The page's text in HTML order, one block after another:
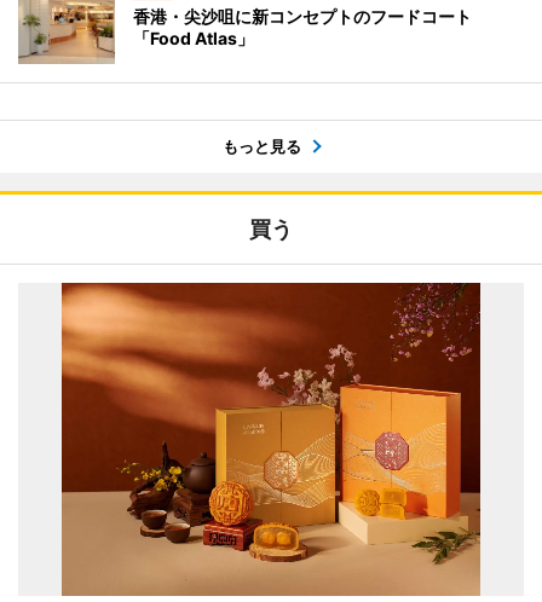
香港・尖沙咀に新コンセプトのフードコート
「Food Atlas」
もっと見る
買う